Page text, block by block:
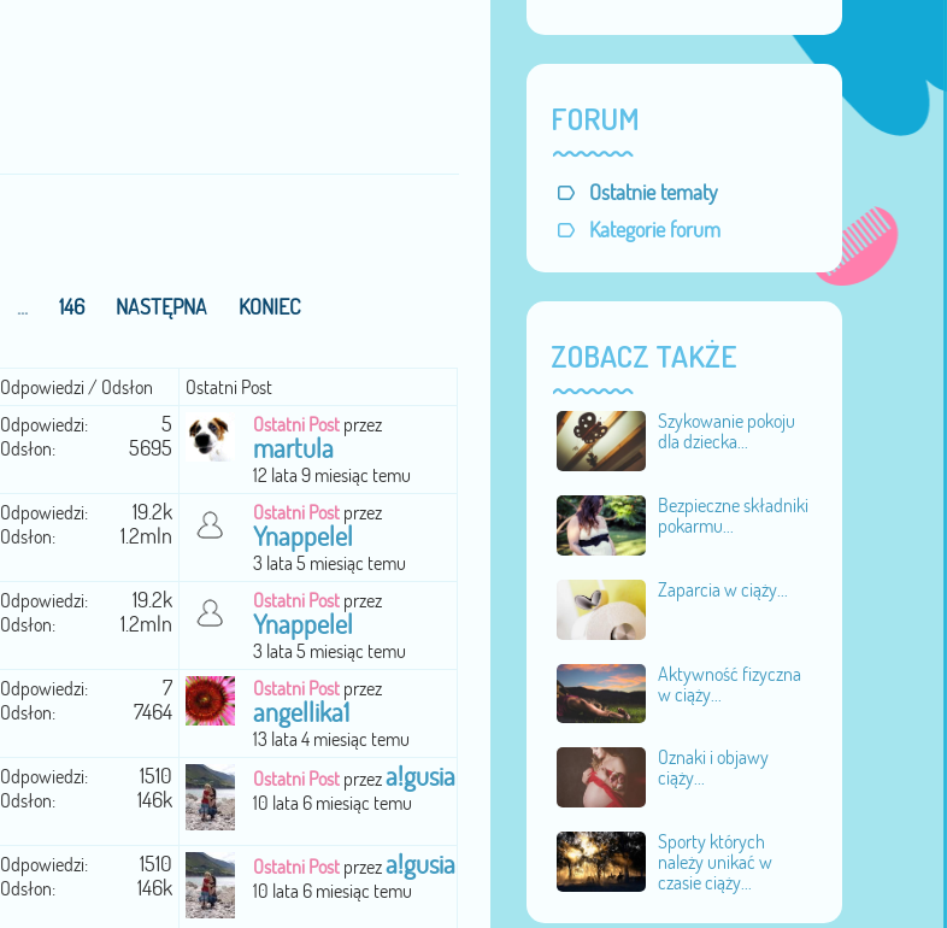
... 146 NASTĘPNA KONIEC
Odpowiedzi / Odsłon Ostatni Post
Odpowiedzi: 5
Odsłon: 5695
Ostatni Post przez
martula
12 lata 9 miesiąc temu
Odpowiedzi: 19.2k
Odsłon: 1.2mln
Ostatni Post przez
Ynappelel
3 lata 5 miesiąc temu
Odpowiedzi: 19.2k
Odsłon: 1.2mln
Ostatni Post przez
Ynappelel
3 lata 5 miesiąc temu
Odpowiedzi: 7
Odsłon: 7464
Ostatni Post przez
angellika1
13 lata 4 miesiąc temu
Odpowiedzi: 1510
Odsłon: 146k
Ostatni Post przeza!gusia
10 lata 6 miesiąc temu
Odpowiedzi: 1510
Odsłon: 146k
Ostatni Post przeza!gusia
10 lata 6 miesiąc temu
FORUM
Ostatnie tematy
Kategorie forum
ZOBACZ TAKŻE
Szykowanie pokoju
dla dziecka...
Bezpieczne składniki
pokarmu...
Zaparcia w ciąży...
Aktywność fizyczna
w ciąży...
Oznaki i objawy
ciąży...
Sporty których
należy unikać w
czasie ciąży...